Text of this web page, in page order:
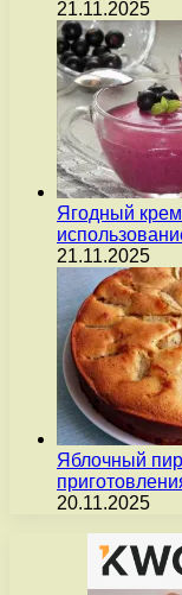
21.11.2025
Ягодный
21.11.2025
Яблочный
20.11.2025